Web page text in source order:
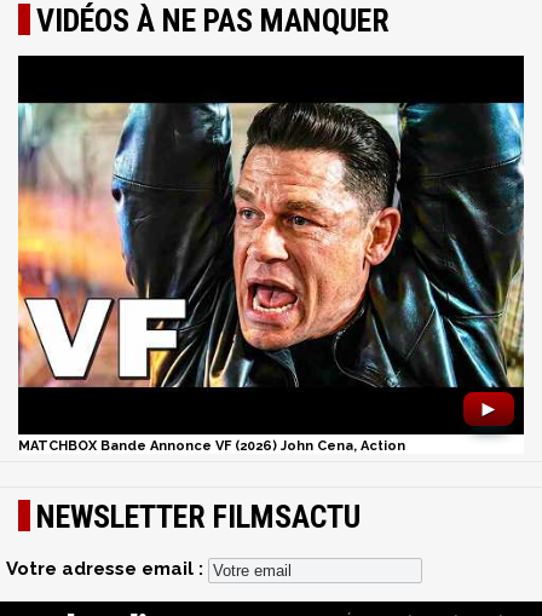
VIDÉOS À NE PAS MANQUER
►
MATCHBOX Bande Annonce VF (2026) John Cena, Action
NEWSLETTER FILMSACTU
Votre adresse email :